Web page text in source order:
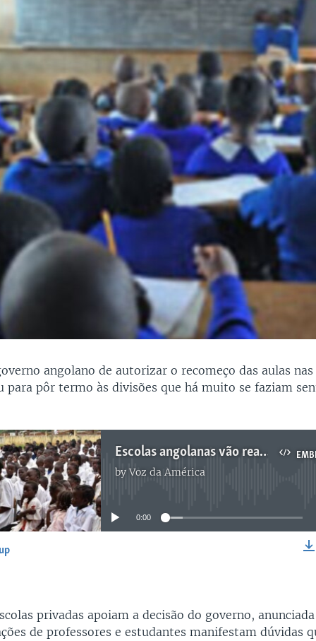
angolano de autorizar o recomeço das aulas nas
para pôr termo às divisões que há muito se faziam
Escolas angolanas vão reabrir - 2:30
byVoz da América
No media source currently available
0:00
privadas apoiam a decisão do governo,
de professores e estudantes manifestam dúvidas